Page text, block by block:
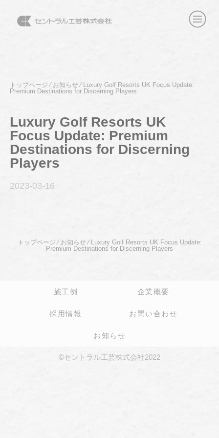
トップページ⁄ お知らせ⁄ Luxury Golf Resorts UK Focus Update:
Premium Destinations for Discerning Players
Luxury Golf Resorts UK
Focus Update: Premium
Destinations for Discerning
Players
2023-03-16
トップページ ⁄ お知らせ⁄ Luxury Golf Resorts UK Focus Update:
Premium Destinations for Discerning Players
施工例 企業概要
採用情報 お問い合わせ
お知らせ
©セントラル工芸株式会社2022